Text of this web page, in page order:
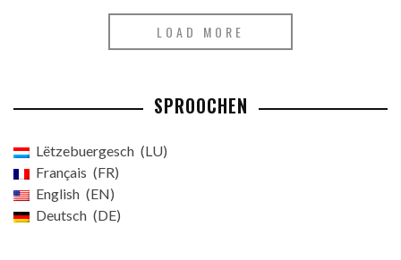
LOAD MORE
SPROOCHEN
Lëtzebuergesch
LU
Français
FR
English
EN
Deutsch
DE